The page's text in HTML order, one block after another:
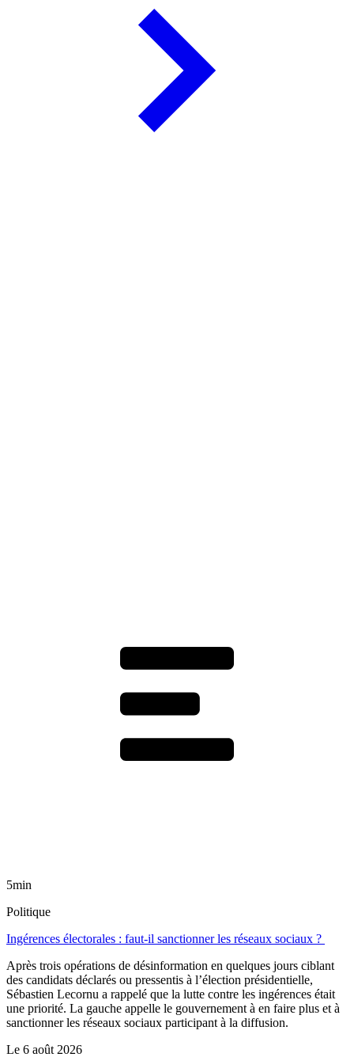
5min
Politique
Ingérences électorales : faut-il sanctionner les réseaux sociaux ?
Après trois opérations de désinformation en quelques jours ciblant
des candidats déclarés ou pressentis à l’élection présidentielle,
Sébastien Lecornu a rappelé que la lutte contre les ingérences était
une priorité. La gauche appelle le gouvernement à en faire plus et à
sanctionner les réseaux sociaux participant à la diffusion.
Le 6 août 2026